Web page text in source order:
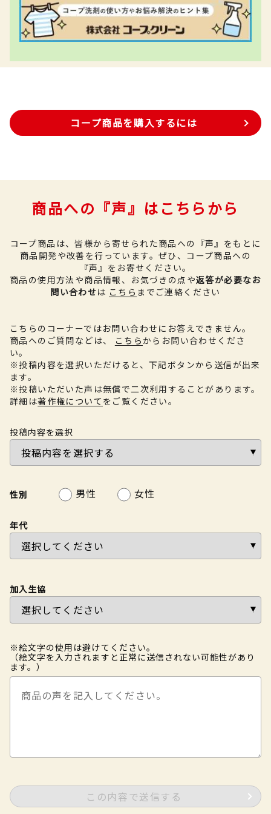
コープ商品を購入するには
商品への『声』はこちらから
コープ商品は、皆様から寄せられた商品への『声』をもとに
商品開発や改善を行っています。 ぜひ、コープ商品への
『声』をお寄せください。
商品の使用方法や商品情報、お気づきの点や返答が必要なお
問い合わせは こちら までご連絡ください
こちらのコーナーではお問い合わせにお答えできません。
商品へのご質問などは、
こちらからお問い合わせくださ
い。
※投稿内容を選択いただけると、下記ボタンから送信が出来
ます。
※投稿いただいた声は無償で二次利用することがあります。
詳細は著作権について をご覧ください。
投稿内容を選択
性別 男性 女性
年代
加入生協
※絵文字の使用は避けてください。
（絵文字を入力されますと正常に送信されない可能性があり
ます。）
この内容で送信する